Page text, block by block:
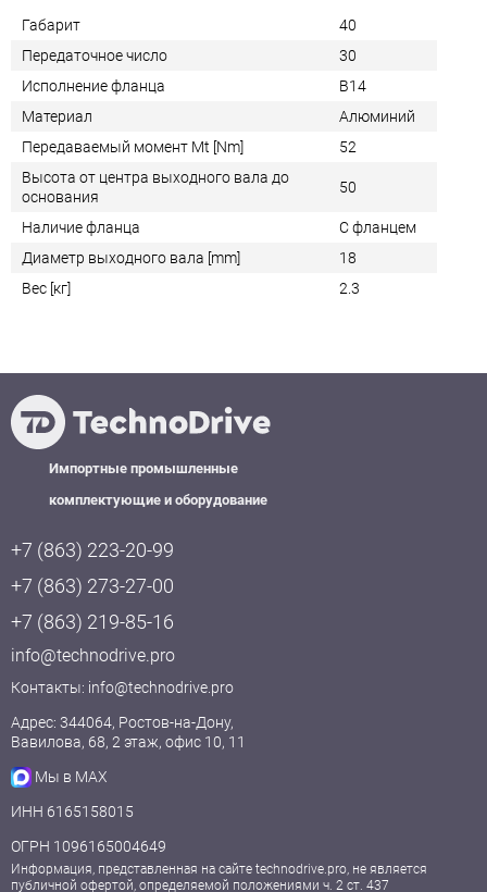
Габарит
40
Передаточное число
30
Исполнение фланца
B14
Материал
Алюминий
Передаваемый момент Mt [Nm]
52
Высота от центра выходного вала до
основания
50
Наличие фланца
С фланцем
Диаметр выходного вала [mm]
18
Вес [кг]
2.3
Импортные промышленные
комплектующие и оборудование
+7 (863) 223-20-99
+7 (863) 273-27-00
+7 (863) 219-85-16
info@technodrive.pro
Контакты: info@technodrive.pro
Адрес: 344064, Ростов-на-Дону,
Вавилова, 68, 2 этаж, офис 10, 11
Мы в MAX
ИНН 6165158015
ОГРН 1096165004649
Информация, представленная на сайте technodrive.pro, не является
публичной офертой, определяемой положениями ч. 2 ст. 437